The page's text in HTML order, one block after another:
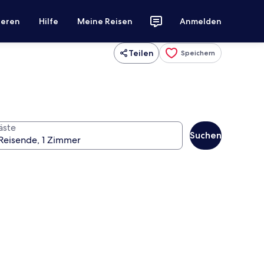
Hilfe Meine Reisen Anmelden
Teilen Speichern
Suchen